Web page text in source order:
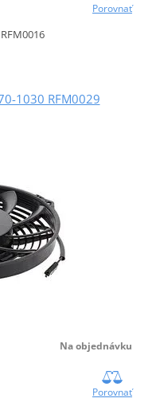
Porovnať
1030 RFM0029
Na objednávku
Porovnať